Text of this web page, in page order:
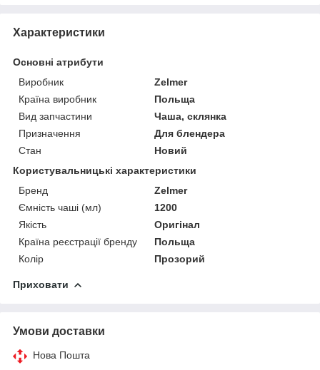
Характеристики
Основні атрибути
Виробник
Zelmer
Країна виробник
Польща
Вид запчастини
Чаша, склянка
Призначення
Для блендера
Стан
Новий
Користувальницькі характеристики
Бренд
Zelmer
Ємність чаші (мл)
1200
Якість
Оригінал
Країна реєстрації бренду
Польща
Колір
Прозорий
Приховати
Умови доставки
Нова Пошта